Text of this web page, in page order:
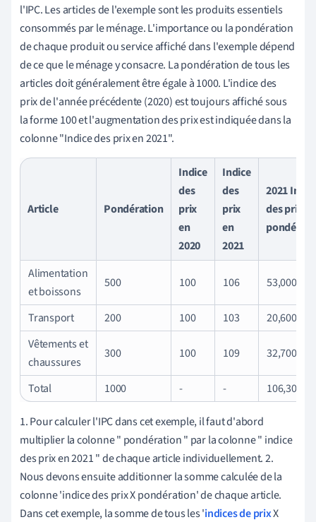
l'IPC. Les articles de l'exemple sont les produits essentiels
consommés par le ménage. L'importance ou la pondération
de chaque produit ou service affiché dans l'exemple dépend
de ce que le ménage y consacre. La pondération de tous les
articles doit généralement être égale à 1000. L'indice des
prix de l'année précédente (2020) est toujours affiché sous
la forme 100 et l'augmentation des prix est indiquée dans la
colonne "Indice des prix en 2021".
Article Pondération
Indice
des
prix
en
2020
Indice
des
prix
en
2021
2021
des prix X
Alimentation
et boissons
500 100 106 53,000
Transport 200 100 103
20,600
Vêtements et
chaussures
300 100 109 32,700
Total 1000 - - 106,300
1. Pour calculer l'IPC dans cet exemple, il faut d'abord
multiplier la colonne " pondération " par la colonne " indice
des prix en 2021 " de chaque article individuellement. 2.
Nous devons ensuite additionner la somme calculée de la
colonne 'indice des prix X pondération' de chaque article.
Dans cet exemple, la somme de tous les 'indices de prixX